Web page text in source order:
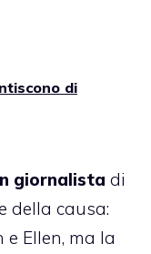
di
giornalista di
della causa:
Ellen, ma la